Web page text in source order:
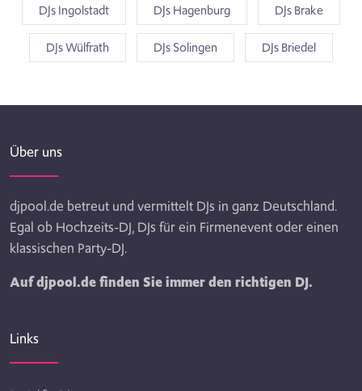
DJs Ingolstadt DJs Hagenburg DJs Brake
DJs Wülfrath DJs Solingen DJs Briedel
Über uns
djpool.de betreut und vermittelt DJs in ganz Deutschland.
Egal ob Hochzeits-DJ, DJs für ein Firmenevent oder einen
klassischen Party-DJ.
Auf djpool.de finden Sie immer den richtigen DJ.
Links